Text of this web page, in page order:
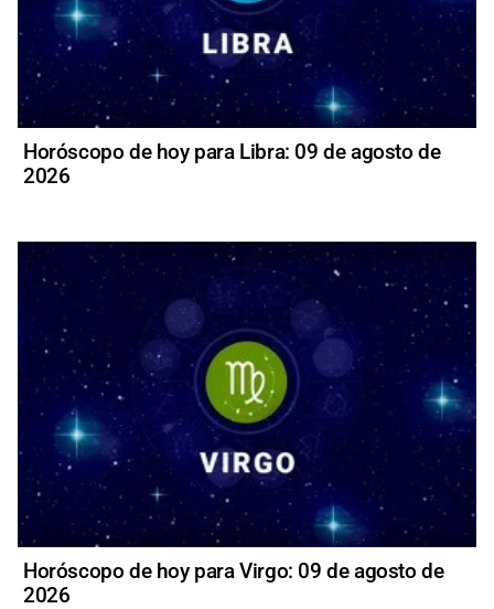
Horóscopo de hoy para Libra: 09 de agosto de
2026
Horóscopo de hoy para Virgo: 09 de agosto de
2026